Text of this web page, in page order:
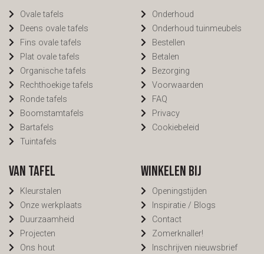
Ovale tafels
Deens ovale tafels
Fins ovale tafels
Plat ovale tafels
Organische tafels
Rechthoekige tafels
Ronde tafels
Boomstamtafels
Bartafels
Tuintafels
Onderhoud
Onderhoud tuinmeubels
Bestellen
Betalen
Bezorging
Voorwaarden
FAQ
Privacy
Cookiebeleid
Van Tafel
Kleurstalen
Onze werkplaats
Duurzaamheid
Projecten
Ons hout
Winkelen bij
Openingstijden
Inspiratie / Blogs
Contact
Zomerknaller!
Inschrijven nieuwsbrief